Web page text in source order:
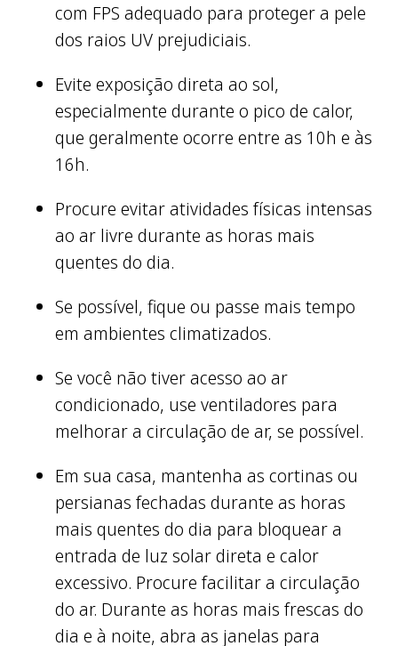
com FPS adequado para proteger a pele
dos raios UV prejudiciais.
Evite exposição direta ao sol,
especialmente durante o pico de calor,
que geralmente ocorre entre as 10h e às
16h.
Procure evitar atividades físicas intensas
ao ar livre durante as horas mais
quentes do dia.
Se possível, fique ou passe mais tempo
em ambientes climatizados.
Se você não tiver acesso ao ar
condicionado, use ventiladores para
melhorar a circulação de ar, se possível.
Em sua casa, mantenha as cortinas ou
persianas fechadas durante as horas
mais quentes do dia para bloquear a
entrada de luz solar direta e calor
excessivo. Procure facilitar a circulação
do ar. Durante as horas mais frescas do
dia e à noite, abra as janelas para